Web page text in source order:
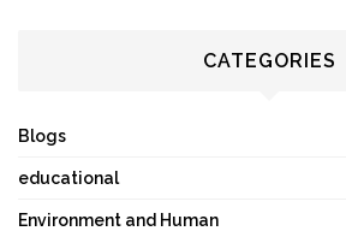
CATEGORIES
Blogs
educational
Environment and Human